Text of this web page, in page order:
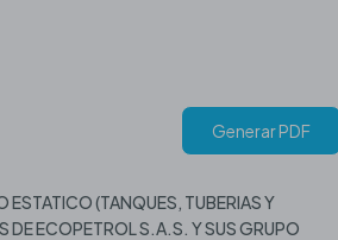
Generar PDF
ESTATICO (TANQUES, TUBERIAS Y
DE ECOPETROL S.A.S. Y SUS GRUPO